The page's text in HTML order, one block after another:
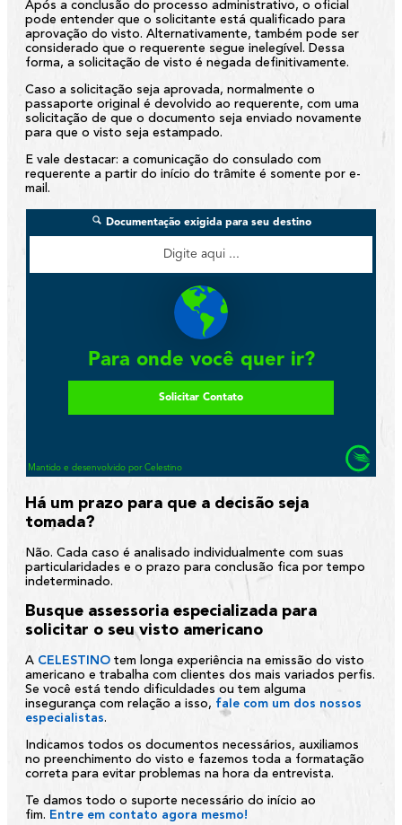
Após a conclusão do processo administrativo, o oficial
pode entender que o solicitante está qualificado para
aprovação do visto. Alternativamente, também pode ser
considerado que o requerente segue inelegível. Dessa
forma, a solicitação de visto é negada definitivamente.
Caso a solicitação seja aprovada, normalmente o
passaporte original é devolvido ao requerente, com uma
solicitação de que o documento seja enviado novamente
para que o visto seja estampado.
E vale destacar: a comunicação do consulado com
requerente a partir do início do trâmite é somente por e-
mail.
Há um prazo para que a decisão seja
tomada?
Não. Cada caso é analisado individualmente com suas
particularidades e o prazo para conclusão fica por tempo
indeterminado.
Busque assessoria especializada para
solicitar o seu visto americano
A CELESTINO tem longa experiência na emissão do visto
americano e trabalha com clientes dos mais variados perfis.
Se você está tendo dificuldades ou tem alguma
insegurança com relação a isso, fale com um dos nossos
especialistas.
Indicamos todos os documentos necessários, auxiliamos
no preenchimento do visto e fazemos toda a formatação
correta para evitar problemas na hora da entrevista.
Te damos todo o suporte necessário do início ao
fim. Entre em contato agora mesmo!